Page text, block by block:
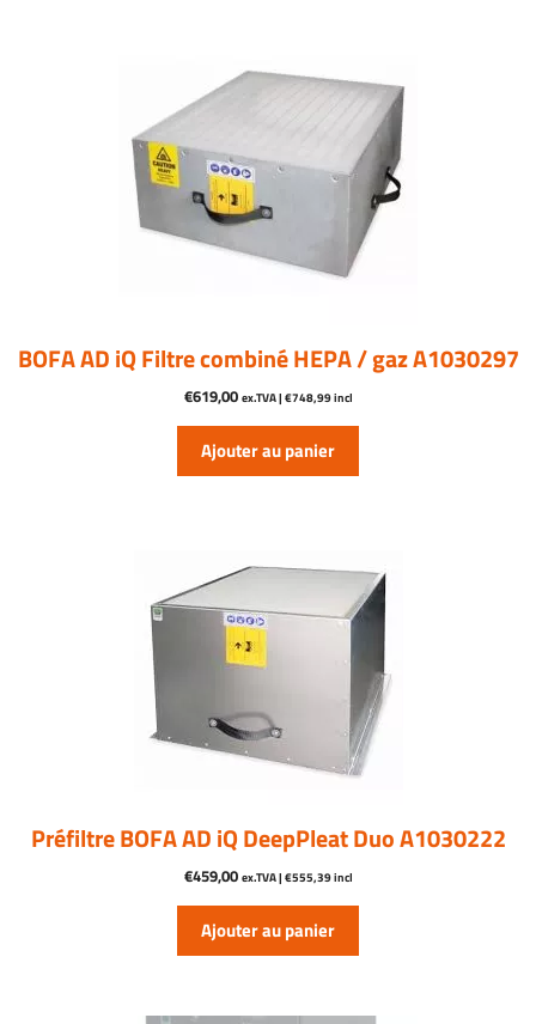
BOFA AD iQ Filtre combiné HEPA / gaz A1030297
€619,00 ex.TVA | €748,99incl
Ajouter au panier
Préfiltre BOFA AD iQ DeepPleat Duo A1030222
€459,00 ex.TVA | €555,39incl
Ajouter au panier